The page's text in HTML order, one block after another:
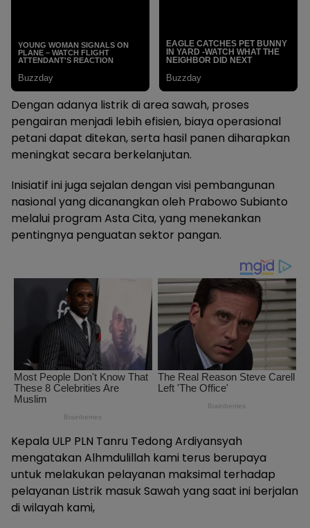
Dengan adanya listrik di area sawah, proses
pengairan menjadi lebih efisien, biaya operasional
petani dapat ditekan, serta hasil panen diharapkan
meningkat secara berkelanjutan.
Inisiatif ini juga sejalan dengan visi pembangunan
nasional yang dicanangkan oleh Prabowo Subianto
melalui program Asta Cita, yang menekankan
pentingnya penguatan sektor pangan.
Kepala ULP PLN Tanru Tedong Ardiyansyah
mengatakan Alhmdulillah kami terus berupaya
untuk melakukan pelayanan maksimal terhadap
pelayanan Listrik masuk Sawah yang saat ini berjalan
di wilayah kami,